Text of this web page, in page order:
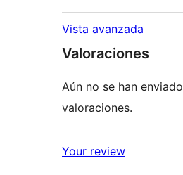
Vista avanzada
Valoraciones
Aún no se han enviado
valoraciones.
Your review